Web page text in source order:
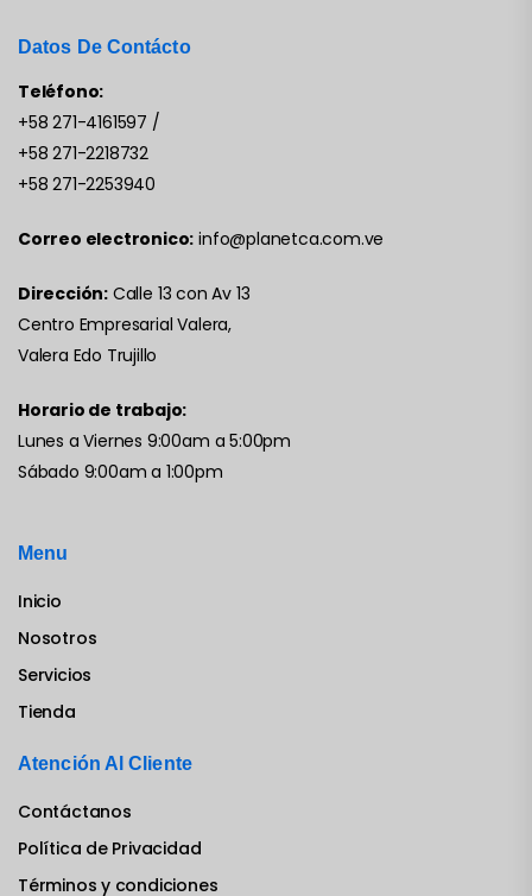
Datos De Contácto
Teléfono:
+58 271-4161597 /
+58 271-2218732
+58 271-2253940
Correo electronico: info@planetca.com.ve
Dirección: Calle 13 con Av 13
Centro Empresarial Valera,
Valera Edo Trujillo
Horario de trabajo:
Lunes a Viernes 9:00am a 5:00pm
Sábado 9:00am a 1:00pm
Menu
Inicio
Nosotros
Servicios
Tienda
Atención Al Cliente
Contáctanos
Política de Privacidad
Términos y condiciones